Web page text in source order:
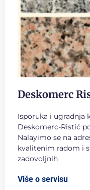
Deskomerc
Isporuka i ugradnja
Deskomerc-Ristić
Nalayimo se na
kvalitenim radom i
zadovoljnih
Više o servisu